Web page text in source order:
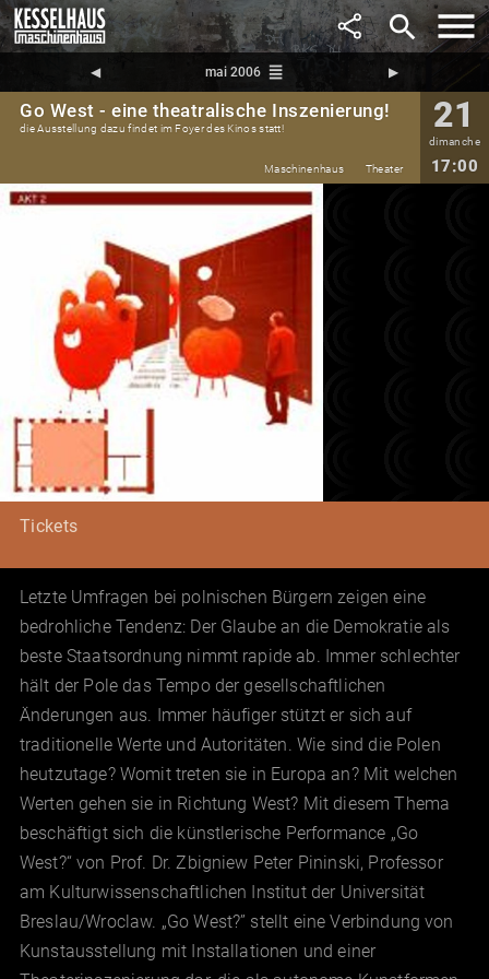
search
◀︎ mai 2006 reorder ▶︎
Go West - eine theatralische Inszenierung!
die Ausstellung dazu findet im Foyer des Kinos statt! 21
dimanche
17:00
Maschinenhaus Theater
Tickets
Letzte Umfragen bei polnischen Bürgern zeigen eine
bedrohliche Tendenz: Der Glaube an die Demokratie als
beste Staatsordnung nimmt rapide ab. Immer schlechter
hält der Pole das Tempo der gesellschaftlichen
Änderungen aus. Immer häufiger stützt er sich auf
traditionelle Werte und Autoritäten. Wie sind die Polen
heutzutage? Womit treten sie in Europa an? Mit welchen
Werten gehen sie in Richtung West? Mit diesem Thema
beschäftigt sich die künstlerische Performance „Go
West?“ von Prof. Dr. Zbigniew Peter Pininski, Professor
am Kulturwissenschaftlichen Institut der Universität
Breslau/Wroclaw. „Go West?” stellt eine Verbindung von
Kunstausstellung mit Installationen und einer